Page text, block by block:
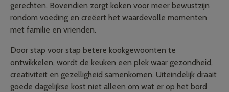
gerechten. Bovendien zorgt koken voor meer bewustzijn
rondom voeding en creëert het waardevolle momenten
met familie en vrienden.
Door stap voor stap betere kookgewoonten te
ontwikkelen, wordt de keuken een plek waar gezondheid,
creativiteit en gezelligheid samenkomen. Uiteindelijk draait
goede dagelijkse kost niet alleen om wat er op het bord